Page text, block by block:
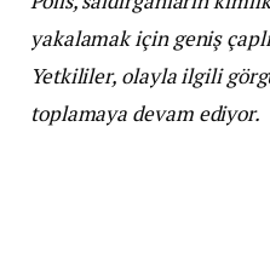
yakalamak için geniş
Yetkililer, olayla ilgili
toplamaya devam ediyor.